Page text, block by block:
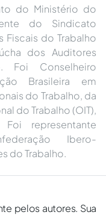
do Ministério do
do Sindicato
Fiscais do Trabalho
dos Auditores
Foi Conselheiro
Brasileira em
do Trabalho, da
do Trabalho (OIT),
representante
Ibero-
do Trabalho.
pelos autores. Sua